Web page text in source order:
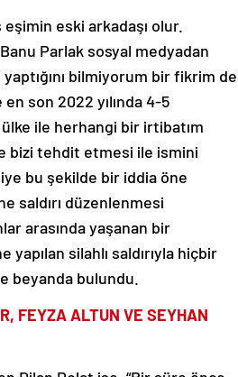
eşimin eski arkadaşı olur.
Parlak sosyal medyadan
yaptığını bilmiyorum bir fikrim de
son 2022 yılında 4-5
ile herhangi bir irtibatım
bizi tehdit etmesi ile ismini
bu şekilde bir iddia öne
saldırı düzenlenmesi
arasında yaşanan bir
silahlı saldırıyla hiçbir
beyanda bulundu.
FEYZA ALTUN VE SEYHAN